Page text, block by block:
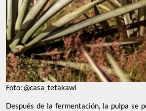
Foto: @casa_tetakawi
Después de la fermentación, la pulpa se